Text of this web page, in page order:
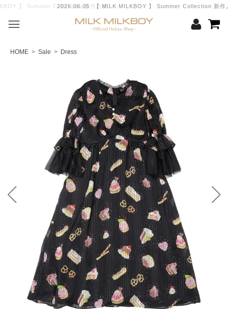
2026.06.05 【 MILK MILKBOY 】 Summer Collection 新作入荷
HOME > Sale > Dress